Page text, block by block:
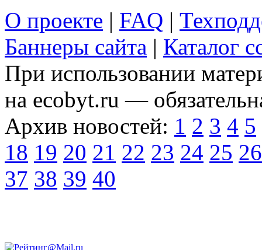
О проекте | FAQ |
Баннеры сайта | Каталог
При использовании
на ecobyt.ru —
Архив новостей: 1 2 3 4 5
18 19 20 21 22 23 24 25 26
37 38 39 40